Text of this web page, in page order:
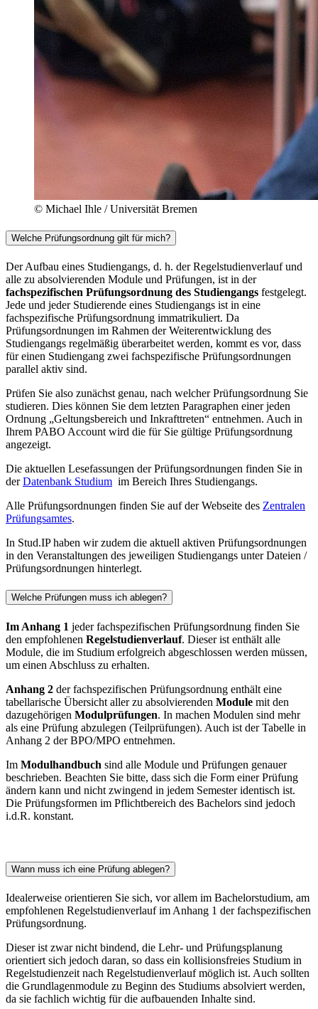
© Michael Ihle / Universität Bremen
Welche Prüfungsordnung gilt für mich?
Der Aufbau eines Studiengangs, d. h. der Regelstudienverlauf und
alle zu absolvierenden Module und Prüfungen, ist in der
fachspezifischen Prüfungsordnung des Studiengangs festgelegt.
Jede und jeder Studierende eines Studiengangs ist in eine
fachspezifische Prüfungsordnung immatrikuliert. Da
Prüfungsordnungen im Rahmen der Weiterentwicklung des
Studiengangs regelmäßig überarbeitet werden, kommt es vor, dass
für einen Studiengang zwei fachspezifische Prüfungsordnungen
parallel aktiv sind.
Prüfen Sie also zunächst genau, nach welcher Prüfungsordnung Sie
studieren. Dies können Sie dem letzten Paragraphen einer jeden
Ordnung „Geltungsbereich und Inkrafttreten“ entnehmen. Auch in
Ihrem PABO Account wird die für Sie gültige Prüfungsordnung
angezeigt.
Die aktuellen Lesefassungen der Prüfungsordnungen finden Sie in
derDatenbank Studium im Bereich Ihres Studiengangs.
Alle Prüfungsordnungen finden Sie auf der Webseite des Zentralen
Prüfungsamtes.
In Stud.IP haben wir zudem die aktuell aktiven Prüfungsordnungen
in den Veranstaltungen des jeweiligen Studiengangs unter Dateien /
Prüfungsordnungen hinterlegt.
Welche Prüfungen muss ich ablegen?
Im Anhang 1 jeder fachspezifischen Prüfungsordnung finden Sie
den empfohlenen Regelstudienverlauf. Dieser ist enthält alle
Module, die im Studium erfolgreich abgeschlossen werden müssen,
um einen Abschluss zu erhalten.
Anhang 2 der fachspezifischen Prüfungsordnung enthält eine
tabellarische Übersicht aller zu absolvierenden Module mit den
dazugehörigen Modulprüfungen. In machen Modulen sind mehr
als eine Prüfung abzulegen (Teilprüfungen). Auch ist der Tabelle in
Anhang 2 der BPO/MPO entnehmen.
Im Modulhandbuch sind alle Module und Prüfungen genauer
beschrieben. Beachten Sie bitte, dass sich die Form einer Prüfung
ändern kann und nicht zwingend in jedem Semester identisch ist.
Die Prüfungsformen im Pflichtbereich des Bachelors sind jedoch
i.d.R. konstant.
Wann muss ich eine Prüfung ablegen?
Idealerweise orientieren Sie sich, vor allem im Bachelorstudium, am
empfohlenen Regelstudienverlauf im Anhang 1 der fachspezifischen
Prüfungsordnung.
Dieser ist zwar nicht bindend, die Lehr- und Prüfungsplanung
orientiert sich jedoch daran, so dass ein kollisionsfreies Studium in
Regelstudienzeit nach Regelstudienverlauf möglich ist. Auch sollten
die Grundlagenmodule zu Beginn des Studiums absolviert werden,
da sie fachlich wichtig für die aufbauenden Inhalte sind.